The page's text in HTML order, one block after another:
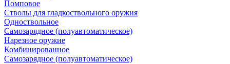
Помповое
Стволы для гладкоствольного оружия
Одноствольное
Самозарядное (полуавтоматическое)
Нарезное оружие
Комбинированное
Самозарядное (полуавтоматическое)